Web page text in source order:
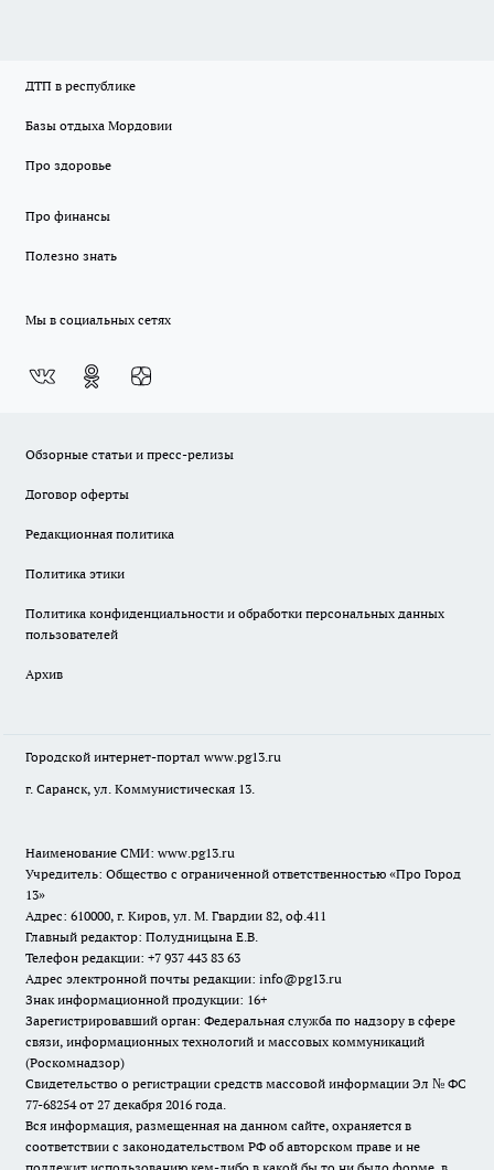
ДТП в республике
Базы отдыха Мордовии
Про здоровье
Про финансы
Полезно знать
Мы в социальных сетях
Обзорные статьи и пресс-релизы
Договор оферты
Редакционная политика
Политика этики
Политика конфиденциальности и обработки персональных данных
пользователей
Архив
Городской интернет-портал www.pg13.ru
г. Саранск, ул. Коммунистическая 13.
Наименование СМИ: www.pg13.ru
Учредитель: Общество с ограниченной ответственностью «Про Город
13»
Адрес: 610000, г. Киров, ул. М. Гвардии 82, оф.411
Главный редактор: Полудницына Е.В.
Телефон редакции: +7 937 443 83 63
Адрес электронной почты редакции: info@pg13.ru
Знак информационной продукции: 16+
Зарегистрировавший орган: Федеральная служба по надзору в сфере
связи, информационных технологий и массовых коммуникаций
(Роскомнадзор)
Свидетельство о регистрации средств массовой информации Эл № ФС
77-68254 от 27 декабря 2016 года.
Вся информация, размещенная на данном сайте, охраняется в
соответствии с законодательством РФ об авторском праве и не